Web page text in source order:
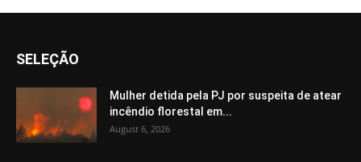
SELEÇÃO
Mulher detida pela PJ por suspeita de atear
incêndio florestal em...
August 6, 2026